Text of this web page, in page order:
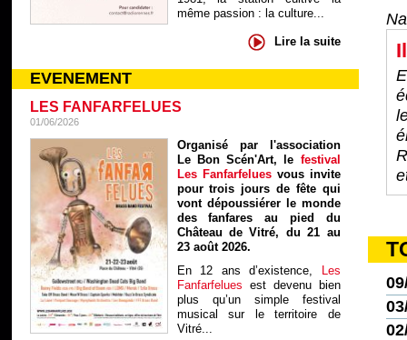
même passion : la culture...
Lire la suite
EVENEMENT
LES FANFARFELUES
01/06/2026
Organisé par l'association
Le Bon Scén'Art, le festival
Les Fanfarfelues vous invite
pour trois jours de fête qui
vont dépoussiérer le monde
des fanfares au pied du
Château de Vitré, du 21 au
23 août 2026.
En 12 ans d’existence, Les
Fanfarfelues est devenu bien
plus qu’un simple festival
musical sur le territoire de
Vitré...